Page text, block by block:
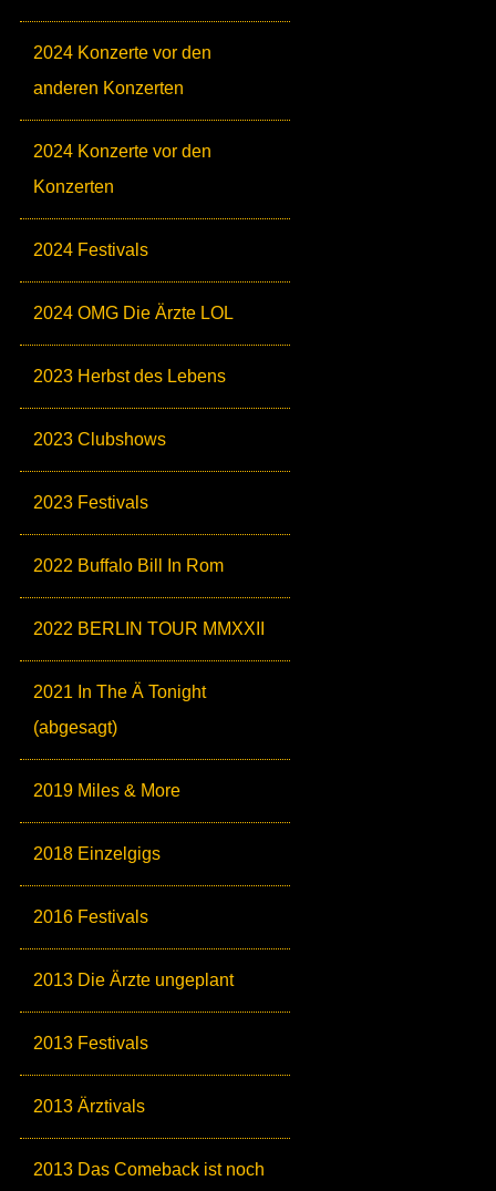
2024 Konzerte vor den
anderen Konzerten
2024 Konzerte vor den
Konzerten
2024 Festivals
2024 OMG Die Ärzte LOL
2023 Herbst des Lebens
2023 Clubshows
2023 Festivals
2022 Buffalo Bill In Rom
2022 BERLIN TOUR MMXXII
2021 In The Ä Tonight
(abgesagt)
2019 Miles & More
2018 Einzelgigs
2016 Festivals
2013 Die Ärzte ungeplant
2013 Festivals
2013 Ärztivals
2013 Das Comeback ist noch